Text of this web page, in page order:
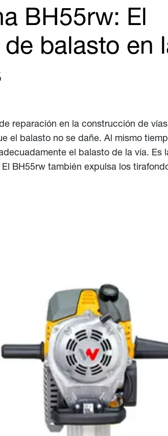
BH55rw: El
balasto en
reparación en la construcción de
el balasto no se dañe. Al mismo
el balasto de la vía. Es
BH55rw también expulsa los